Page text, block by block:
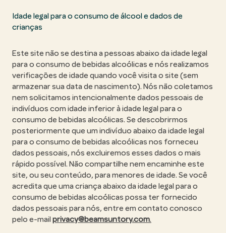
Idade legal para o consumo de álcool e dados de
crianças
Este site não se destina a pessoas abaixo da idade legal
para o consumo de bebidas alcoólicas e nós realizamos
verificações de idade quando você visita o site (sem
armazenar sua data de nascimento). Nós não coletamos
nem solicitamos intencionalmente dados pessoais de
indivíduos com idade inferior à idade legal para o
consumo de bebidas alcoólicas. Se descobrirmos
posteriormente que um indivíduo abaixo da idade legal
para o consumo de bebidas alcoólicas nos forneceu
dados pessoais, nós excluiremos esses dados o mais
rápido possível. Não compartilhe nem encaminhe este
site, ou seu conteúdo, para menores de idade. Se você
acredita que uma criança abaixo da idade legal para o
consumo de bebidas alcoólicas possa ter fornecido
dados pessoais para nós, entre em contato conosco
pelo e-mailprivacy@beamsuntory.com.